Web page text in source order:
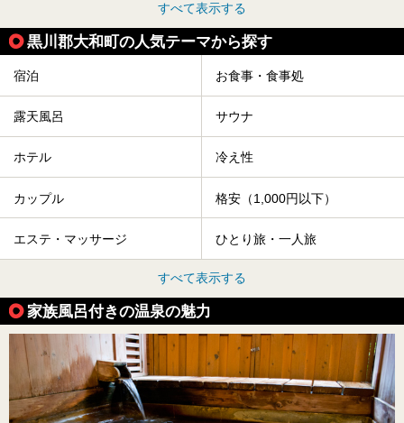
すべて表示する
黒川郡大和町の人気テーマから探す
宿泊 お食事・食事処
露天風呂 サウナ
ホテル 冷え性
カップル 格安（1,000円以下）
エステ・マッサージ ひとり旅・一人旅
すべて表示する
家族風呂付きの温泉の魅力